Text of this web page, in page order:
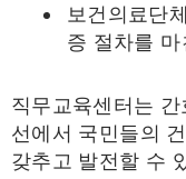
보건의료단
증 절차를
직무교육센터는
선에서 국민들의
갖추고 발전할 수